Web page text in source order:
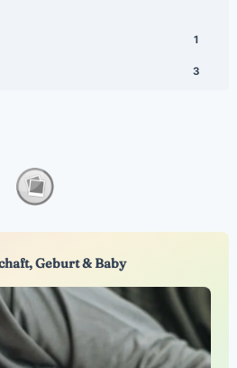
1
3
Geburt & Baby